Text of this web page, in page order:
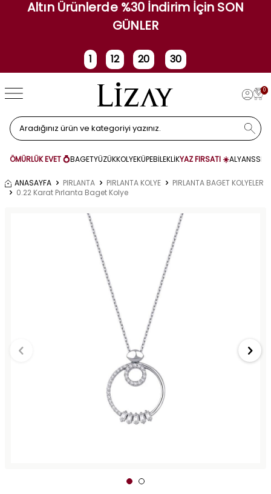
Altın Ürünlerde %30 İndirim İçin SON
GÜNLER
1
Gün
12
Saat
20 30
0
ÖMÜRLÜK EVET 💍BAGETYÜZÜKKOLYEKÜPEBİLEKLİKYAZ FIRSATI ☀️ALYANS
ANASAYFA PIRLANTA PIRLANTA KOLYE
PIRLANTA BAGET KOLYELER
0.22 Karat Pırlanta Baget Kolye